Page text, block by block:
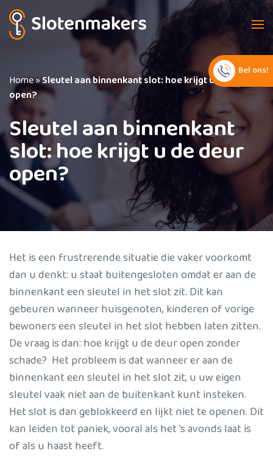
Home»Sleutel aan binnenkant slot: hoe krijgt u de deur
open?
Sleutel aan binnenkant
slot: hoe krijgt u de deur
open?
Het is een frustrerende situatie die vaker voorkomt
dan u denkt: u staat buitengesloten omdat er aan de
binnenkant een sleutel in het slot zit. Dit kan
gebeuren wanneer huisgenoten, kinderen of vorige
bewoners een sleutel in het slot hebben laten zitten.
De vraag is dan: hoe krijgt u de deur open zonder
schade? Het probleem is dat wanneer er aan de
binnenkant een sleutel in het slot zit, u uw eigen
sleutel vaak niet aan de buitenkant kunt insteken.
Het slot is dan geblokkeerd en lijkt niet te openen. Dit
kan leiden tot paniek, vooral als het ’s avonds laat is
of als u haast heeft.
Bel ons!